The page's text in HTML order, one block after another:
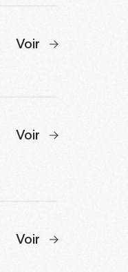
Voir
Voir
Voir